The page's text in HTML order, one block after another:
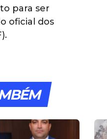
para ser
oficial dos